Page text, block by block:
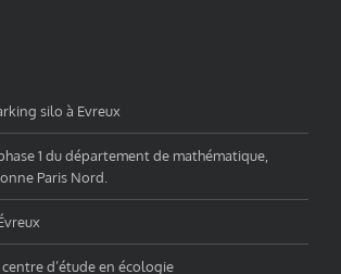
silo à Evreux
1 du département de mathématique,
Paris Nord.
d’étude en écologie